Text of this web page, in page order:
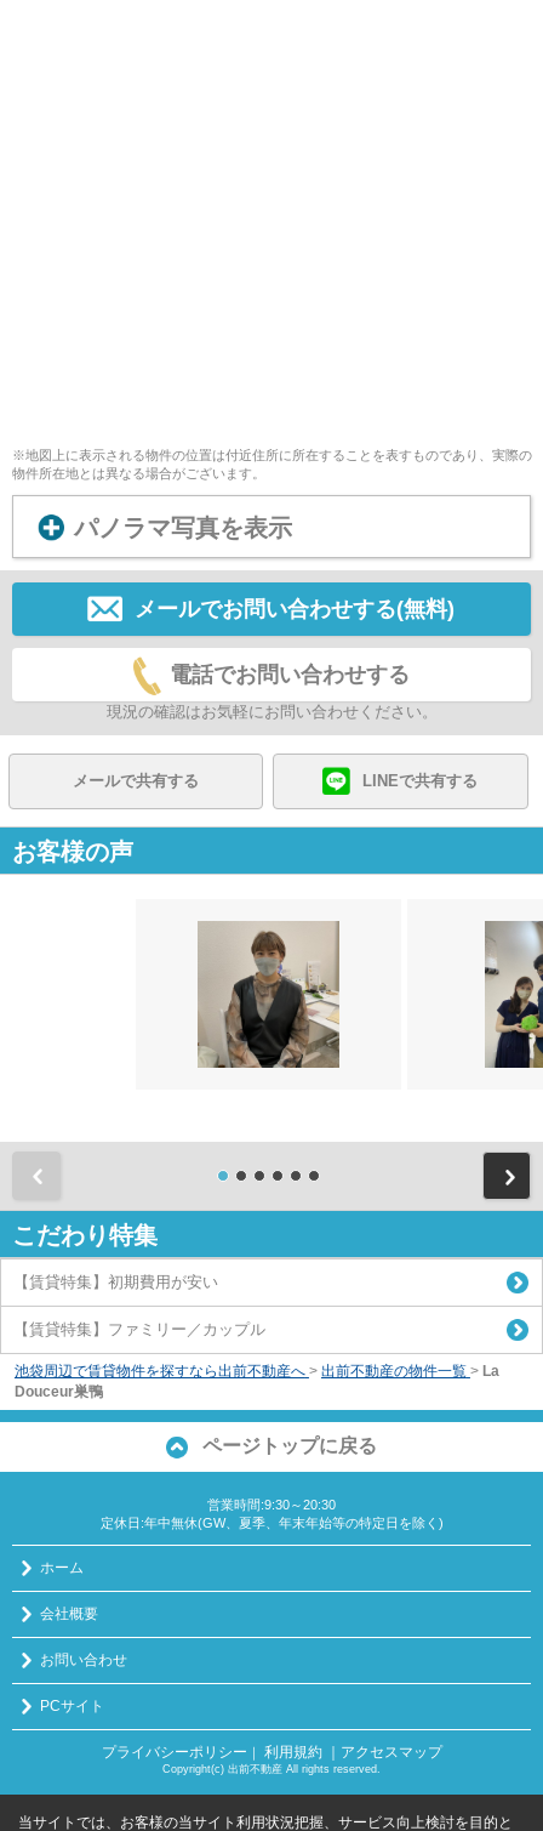
※地図上に表示される物件の位置は付近住所に所在することを表すものであり、実際の
物件所在地とは異なる場合がございます。
パノラマ写真を表示
メールでお問い合わせする(無料)
電話でお問い合わせする
現況の確認はお気軽にお問い合わせください。
メールで共有する LINEで共有する
お客様の声
こだわり特集
【賃貸特集】初期費用が安い
【賃貸特集】ファミリー／カップル
池袋周辺で賃貸物件を探すなら出前不動産へ > 出前不動産の物件一覧 > La
Douceur巣鴨
ページトップに戻る
営業時間:9:30～20:30
定休日:年中無休(GW、夏季、年末年始等の特定日を除く)
ホーム
会社概要
お問い合わせ
PCサイト
プライバシーポリシー 利用規約 ｜アクセスマップ
Copyright(c) 出前不動産 All rights reserved.
当サイトでは、お客様の当サイト利用状況把握、サービス向上検討を目的と